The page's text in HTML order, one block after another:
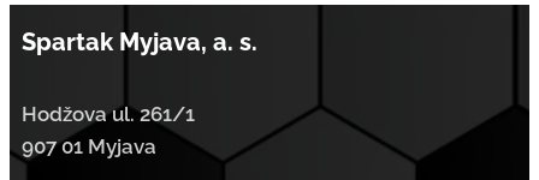
Spartak Myjava, a. s.
Hodžova ul. 261/1
907 01 Myjava